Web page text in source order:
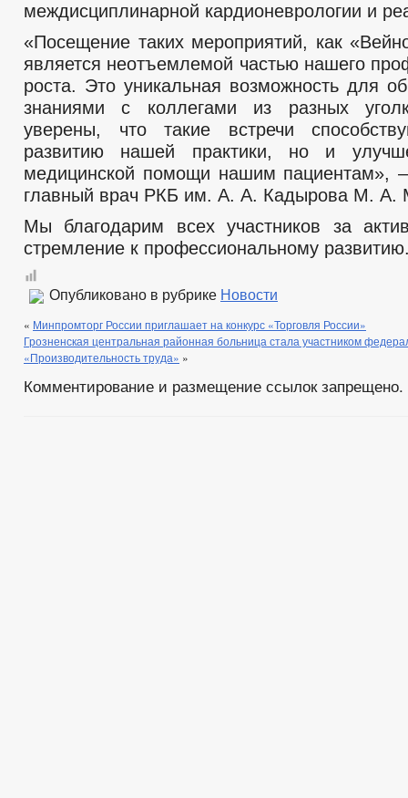
междисциплинарной кардионеврологии и
«Посещение таких мероприятий, как
является неотъемлемой частью нашего
роста. Это уникальная возможность для
знаниями с коллегами из разных
уверены, что такие встречи
развитию нашей практики, но и
медицинской помощи нашим пациентам»,
главный врач РКБ им. А. А. Кадырова М. А.
Мы благодарим всех участников за
стремление к профессиональному
Опубликовано в рубрике Новости
« Минпромторг России приглашает на конкурс «Торговля России»
Грозненская центральная районная больница стала участником
«Производительность труда» »
Комментирование и размещение ссылок запрещено.